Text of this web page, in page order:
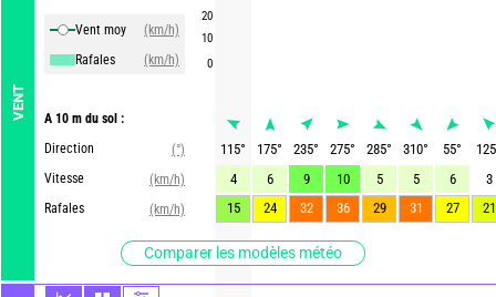
VENT
Vent moy
(km/h)
Rafales
(km/h)
A 10 m du sol :
Direction
(°)
Vitesse
(km/h)
Rafales
(km/h)
Comparer les modèles météo
20
10
0
115° 175° 235° 275° 285° 310° 55°
125
4
6 9 10 5 5 6
3
15
24 32 36 29 31 27 21